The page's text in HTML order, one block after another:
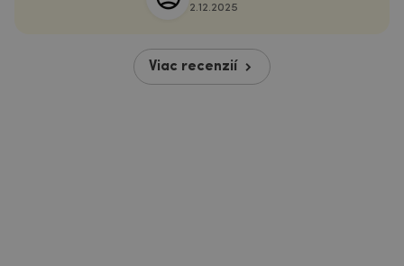
2.12.2025
Viac recenzií